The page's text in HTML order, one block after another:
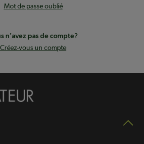
Mot de passe oublié
n’avez pas de compte?
Créez-vous un compte